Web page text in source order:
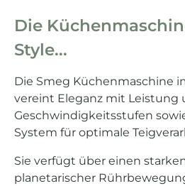
Die
Style...
Die Smeg Küchenmaschine
vereint Eleganz mit Leistung
Geschwindigkeitsstufen
System für optimale
Sie verfügt über einen
planetarischer